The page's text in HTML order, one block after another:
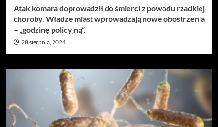
Atak komara doprowadził do śmierci z powodu rzadkiej
choroby. Władze miast wprowadzają nowe obostrzenia
– „godzinę policyjną”.
28 sierpnia, 2024